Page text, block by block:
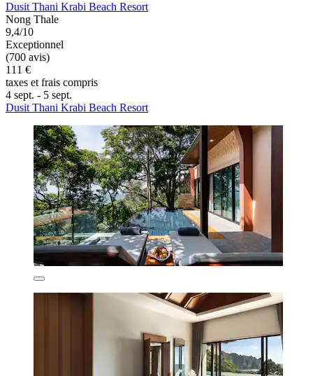
Dusit Thani Krabi Beach Resort
Nong Thale
9,4/10
Exceptionnel
(700 avis)
111 €
taxes et frais compris
4 sept. - 5 sept.
Dusit Thani Krabi Beach Resort